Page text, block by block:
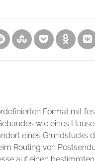
Format mit
wie eines
eines Grundstücks
Routing von